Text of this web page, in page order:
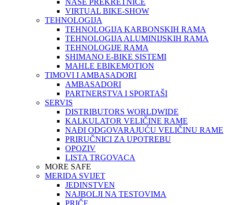
NAŠE PREKRETNICE
VIRTUAL BIKE-SHOW
TEHNOLOGIJA
TEHNOLOGIJA KARBONSKIH RAMA
TEHNOLOGIJA ALUMINIJSKIH RAMA
TEHNOLOGIJE RAMA
SHIMANO E-BIKE SISTEMI
MAHLE EBIKEMOTION
TIMOVI I AMBASADORI
AMBASADORI
PARTNERSTVA I SPORTAŠI
SERVIS
DISTRIBUTORS WORLDWIDE
KALKULATOR VELIČINE RAME
NAĐI ODGOVARAJUĆU VELIČINU RAME
PRIRUČNICI ZA UPOTREBU
OPOZIV
LISTA TRGOVACA
MORE SAFE
MERIDA SVIJET
JEDINSTVEN
NAJBOLJI NA TESTOVIMA
PRIČE